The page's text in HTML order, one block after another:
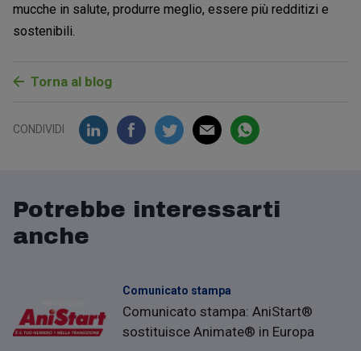
mucche in salute, produrre meglio, essere più redditizi e
sostenibili.
Torna al blog
CONDIVIDI
Potrebbe interessarti
anche
Comunicato stampa
Comunicato stampa: AniStart®
sostituisce Animate® in Europa